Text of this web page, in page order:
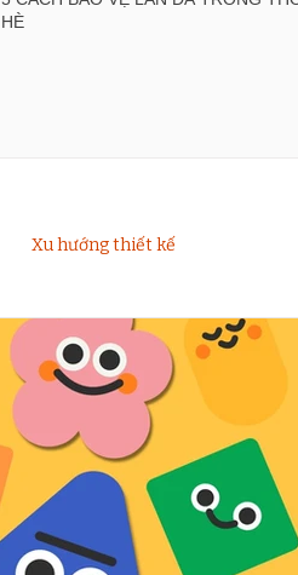
HÈ
Xu hướng thiết kế